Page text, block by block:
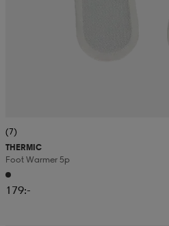
(7)
THERMIC
Foot Warmer 5p
179:-